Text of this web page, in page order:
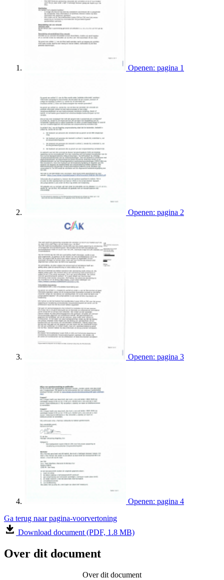
Openen: pagina 1
Openen: pagina 2
Openen: pagina 3
Openen: pagina 4
Ga terug naar pagina-voorvertoning
Download document (PDF, 1.8 MB)
Over dit document
Over dit document